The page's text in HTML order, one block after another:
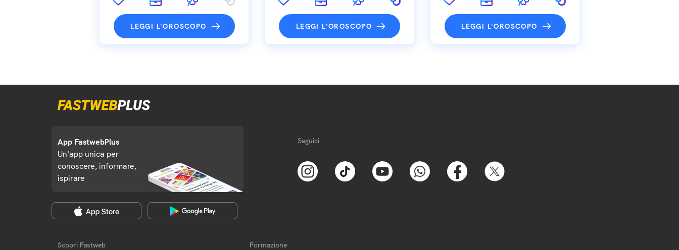
LEGGI L'OROSCOPO LEGGI L'OROSCOPO LEGGI L'OROSCOPO
App FastwebPlus
Un'app unica per
conoscere, informare,
ispirare
Seguici
Scopri Fastweb Formazione